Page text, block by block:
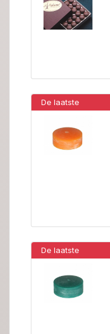
De laatste
De laatste